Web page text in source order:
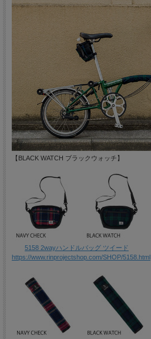
【BLACK WATCH ブラックウォッチ】
5158 2wayハンドルバッグ ツイード
https://www.rinprojectshop.com/SHOP/5158.html